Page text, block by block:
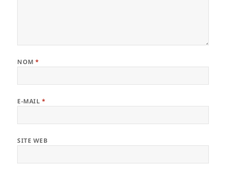
NOM*
E-MAIL *
SITE WEB